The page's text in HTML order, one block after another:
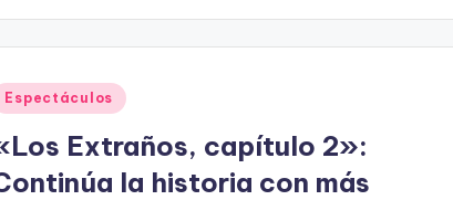
Espectáculos
Extraños, capítulo 2»:
la historia con más